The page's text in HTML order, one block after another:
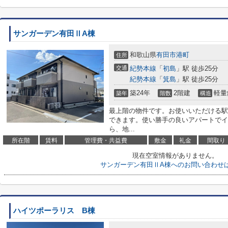
サンガーデン有田ⅡA棟
住所 和歌山県有田市港町
交通 紀勢本線 「 初島 」駅 徒歩25分
紀勢本線 「 箕島 」駅 徒歩25分
築年 築24年 階数 2階建 構造 軽
最上階の物件です。お使いいただける
できます。使い勝手の良いアパートで
ら、地...
所在階 賃料 管理費・共益費 敷金 礼金 間取り
現在空室情報がありません。
サンガーデン有田ⅡA棟へのお問い合わせ
ハイツポーラリス B棟